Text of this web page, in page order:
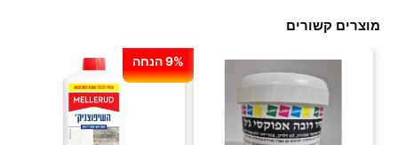
מוצרים קשורים
9% הנחה